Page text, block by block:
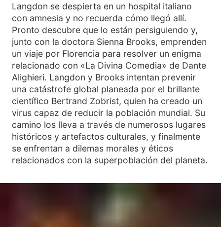
Langdon se despierta en un hospital italiano
con amnesia y no recuerda cómo llegó allí.
Pronto descubre que lo están persiguiendo y,
junto con la doctora Sienna Brooks, emprenden
un viaje por Florencia para resolver un enigma
relacionado con «La Divina Comedia» de Dante
Alighieri. Langdon y Brooks intentan prevenir
una catástrofe global planeada por el brillante
científico Bertrand Zobrist, quien ha creado un
virus capaz de reducir la población mundial. Su
camino los lleva a través de numerosos lugares
históricos y artefactos culturales, y finalmente
se enfrentan a dilemas morales y éticos
relacionados con la superpoblación del planeta.